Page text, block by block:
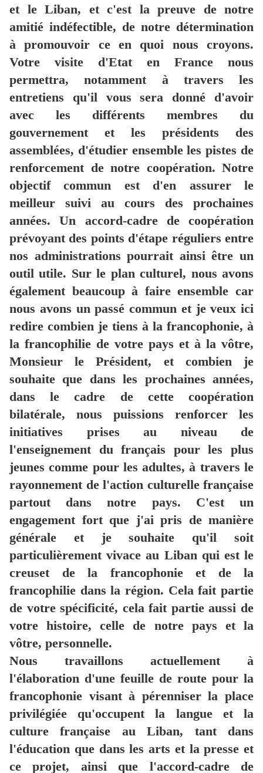
et le Liban, et c'est la preuve de notre
amitié indéfectible, de notre détermination
à promouvoir ce en quoi nous croyons.
Votre visite d'Etat en France nous
permettra, notamment à travers les
entretiens qu'il vous sera donné d'avoir
avec les différents membres du
gouvernement et les présidents des
assemblées, d'étudier ensemble les pistes de
renforcement de notre coopération. Notre
objectif commun est d'en assurer le
meilleur suivi au cours des prochaines
années. Un accord-cadre de coopération
prévoyant des points d'étape réguliers entre
nos administrations pourrait ainsi être un
outil utile. Sur le plan culturel, nous avons
également beaucoup à faire ensemble car
nous avons un passé commun et je veux ici
redire combien je tiens à la francophonie, à
la francophilie de votre pays et à la vôtre,
Monsieur le Président, et combien je
souhaite que dans les prochaines années,
dans le cadre de cette coopération
bilatérale, nous puissions renforcer les
initiatives prises au niveau de
l'enseignement du français pour les plus
jeunes comme pour les adultes, à travers le
rayonnement de l'action culturelle française
partout dans notre pays. C'est un
engagement fort que j'ai pris de manière
générale et je souhaite qu'il soit
particulièrement vivace au Liban qui est le
creuset de la francophonie et de la
francophilie dans la région. Cela fait partie
de votre spécificité, cela fait partie aussi de
votre histoire, celle de notre pays et la
vôtre, personnelle.
Nous travaillons actuellement à
l'élaboration d'une feuille de route pour la
francophonie visant à pérenniser la place
privilégiée qu'occupent la langue et la
culture française au Liban, tant dans
l'éducation que dans les arts et la presse et
ce projet, ainsi que l'accord-cadre de